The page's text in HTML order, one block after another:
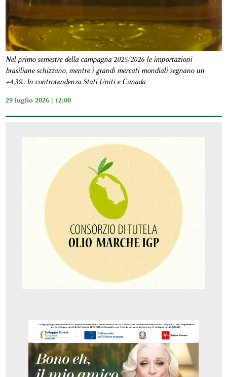
Nel primo semestre della campagna 2025/2026 le importazioni
brasiliane schizzano, mentre i grandi mercati mondiali segnano un
+4,3%. In controtendenza Stati Uniti e Canada
29 luglio 2026 | 12:00